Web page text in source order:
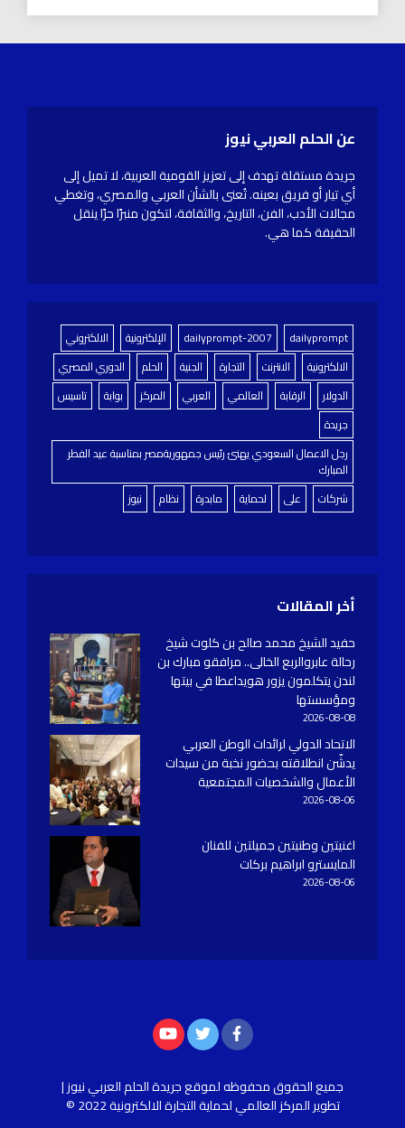
عن الحلم العربي نيوز
جريدة مستقلة تهدف إلى تعزيز القومية العربية، لا تميل إلى
أي تيار أو فريق بعينه. تُعنى بالشأن العربي والمصري، وتغطي
مجالات الأدب، الفن، التاريخ، والثقافة، لتكون منبرًا حرًا ينقل
الحقيقة كما هي.
dailyprompt
dailyprompt-2007 الإلكترونية
الالكتروني
الالكترونية
الانترنت التجارة الجنية الحلم
الدوري المصري
الدولار
الرقابة العالمي العربي المركز بوابة
تاسيس
جريدة
رجل الاعمال السعودي يهنئ رئيس جمهوريةمصر بمناسبة عيد الفطر
المبارك
شركات
على لحماية مابدرة نظام نيوز
أخر المقالات
حفيد الشيخ محمد صالح بن كلوت شيخ
رحالة عابروالربع الخالى.. مرافقو مبارك بن
لندن يتكلمون يزور هويداعطا في بيتها
ومؤسستها
2026-08-08
الاتحاد الدولي لرائدات الوطن العربي
يدشّن انطلاقته بحضور نخبة من سيدات
الأعمال والشخصيات المجتمعية
2026-08-06
اغنيتين وطنيتين جميلتين للفنان
المايسترو ابراهيم بركات
2026-08-06
جميع الحقوق محفوظهلموقع جريدة الحلم العربي نيوز |
تطويرالمركز العالمي لحماية التجارة الالكترونية2022 ©